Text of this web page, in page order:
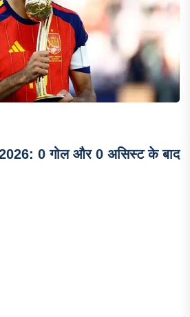
0 गोल और 0 असिस्ट के बाद